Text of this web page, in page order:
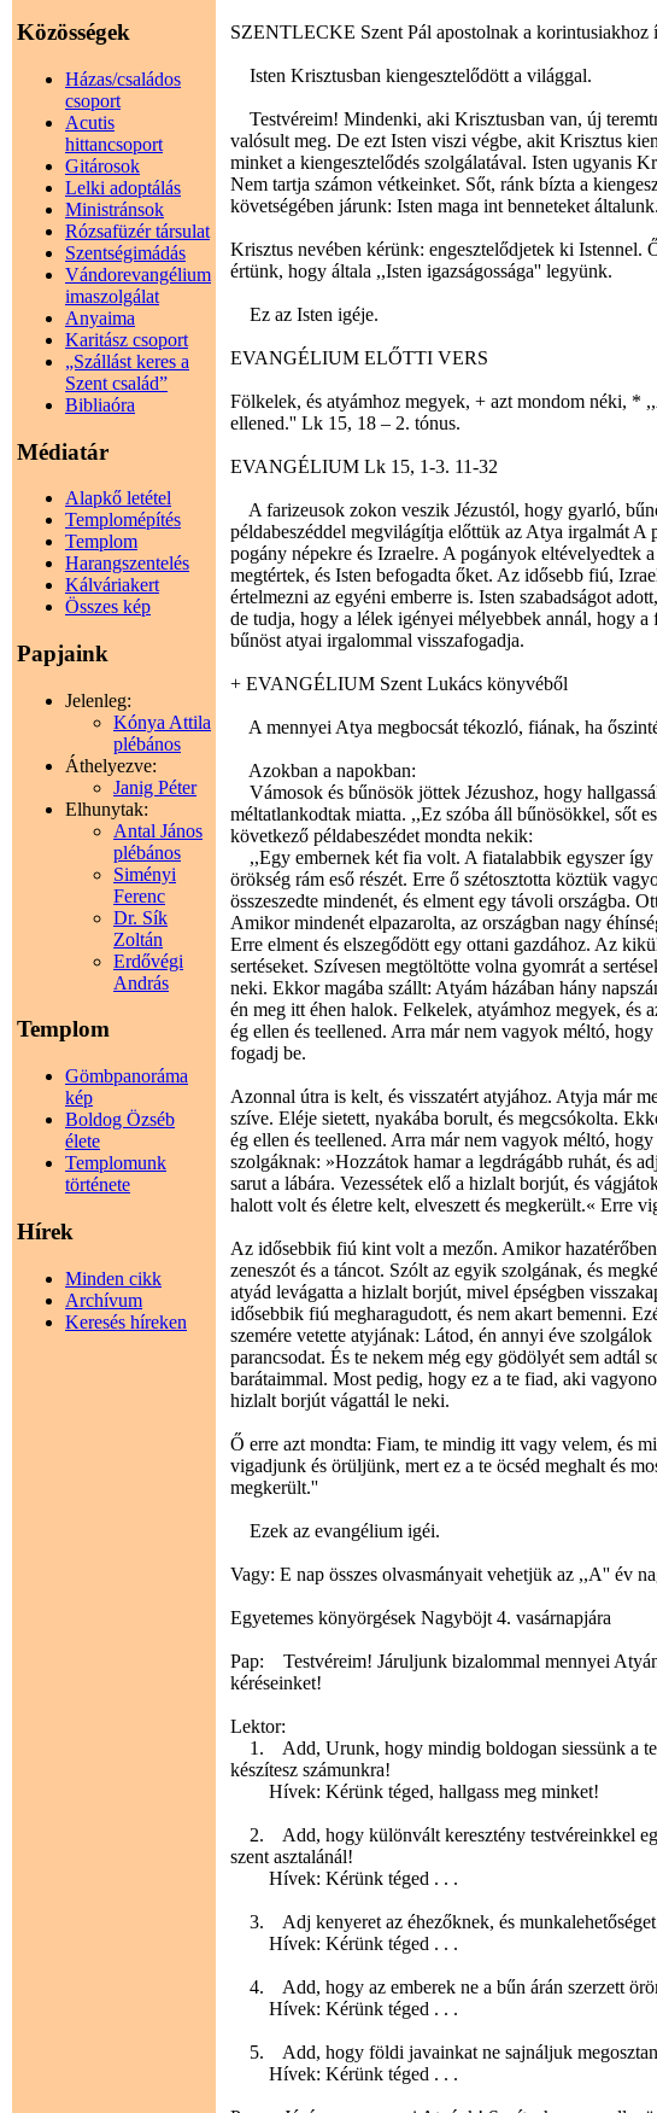
Közösségek
Házas/családos
csoport
Acutis
hittancsoport
Gitárosok
Lelki adoptálás
Ministránsok
Rózsafüzér társulat
Szentségimádás
Vándorevangélium
imaszolgálat
Anyaima
Karitász csoport
„Szállást keres a
Szent család”
Bibliaóra
Médiatár
Alapkő letétel
Templomépítés
Templom
Harangszentelés
Kálváriakert
Összes kép
Papjaink
Jelenleg:
Kónya Attila
plébános
Áthelyezve:
Janig Péter
Elhunytak:
Antal János
plébános
Siményi
Ferenc
Dr. Sík
Zoltán
Erdővégi
András
Templom
Gömbpanoráma
kép
Boldog Özséb
élete
Templomunk
története
Hírek
Minden cikk
Archívum
Keresés híreken
SZENTLECKE Szent Pál apostolnak a korintusiakhoz
Isten Krisztusban kiengesztelődött a világgal.
Testvéreim! Mindenki, aki Krisztusban van, új
valósult meg. De ezt Isten viszi végbe, akit Krisztus
minket a kiengesztelődés szolgálatával. Isten ugyanis
Nem tartja számon vétkeinket. Sőt, ránk bízta a
követségében járunk: Isten maga int benneteket általunk.
Krisztus nevében kérünk: engesztelődjetek ki Istennel.
értünk, hogy általa ,,Isten igazságossága'' legyünk.
Ez az Isten igéje.
EVANGÉLIUM ELŐTTI VERS
Fölkelek, és atyámhoz megyek, + azt mondom néki, *
ellened.'' Lk 15, 18 – 2. tónus.
EVANGÉLIUM Lk 15, 1-3. 11-32
A farizeusok zokon veszik Jézustól, hogy gyarló,
példabeszéddel megvilágítja előttük az Atya irgalmát A
pogány népekre és Izraelre. A pogányok eltévelyedtek
megtértek, és Isten befogadta őket. Az idősebb fiú,
értelmezni az egyéni emberre is. Isten szabadságot
de tudja, hogy a lélek igényei mélyebbek annál, hogy
bűnöst atyai irgalommal visszafogadja.
+ EVANGÉLIUM Szent Lukács könyvéből
A mennyei Atya megbocsát tékozló, fiának, ha
Azokban a napokban:
Vámosok és bűnösök jöttek Jézushoz, hogy
méltatlankodtak miatta. ,,Ez szóba áll bűnösökkel, sőt
következő példabeszédet mondta nekik:
,,Egy embernek két fia volt. A fiatalabbik egyszer
örökség rám eső részét. Erre ő szétosztotta köztük
összeszedte mindenét, és elment egy távoli országba.
Amikor mindenét elpazarolta, az országban nagy
Erre elment és elszegődött egy ottani gazdához. Az
sertéseket. Szívesen megtöltötte volna gyomrát a
neki. Ekkor magába szállt: Atyám házában hány
én meg itt éhen halok. Felkelek, atyámhoz megyek, és
ég ellen és teellened. Arra már nem vagyok méltó,
fogadj be.
Azonnal útra is kelt, és visszatért atyjához. Atyja már
szíve. Eléje sietett, nyakába borult, és megcsókolta.
ég ellen és teellened. Arra már nem vagyok méltó,
szolgáknak: »Hozzátok hamar a legdrágább ruhát, és
sarut a lábára. Vezessétek elő a hizlalt borjút, és
halott volt és életre kelt, elveszett és megkerült.« Erre
Az idősebbik fiú kint volt a mezőn. Amikor
zeneszót és a táncot. Szólt az egyik szolgának, és
atyád levágatta a hizlalt borjút, mivel épségben
idősebbik fiú megharagudott, és nem akart bemenni.
szemére vetette atyjának: Látod, én annyi éve
parancsodat. És te nekem még egy gödölyét sem adtál
barátaimmal. Most pedig, hogy ez a te fiad, aki
hizlalt borjút vágattál le neki.
Ő erre azt mondta: Fiam, te mindig itt vagy velem, és
vigadjunk és örüljünk, mert ez a te öcséd meghalt és
megkerült.''
Ezek az evangélium igéi.
Vagy: E nap összes olvasmányait vehetjük az ,,A'' év
Egyetemes könyörgések Nagyböjt 4. vasárnapjára
Pap: Testvéreim! Járuljunk bizalommal mennyei
kéréseinket!
Lektor:
1. Add, Urunk, hogy mindig boldogan siessünk a
készítesz számunkra!
Hívek: Kérünk téged, hallgass meg minket!
2. Add, hogy különvált keresztény testvéreinkkel
szent asztalánál!
Hívek: Kérünk téged . . .
3. Adj kenyeret az éhezőknek, és
Hívek: Kérünk téged . . .
4. Add, hogy az emberek ne a bűn árán szerzett
Hívek: Kérünk téged . . .
5. Add, hogy földi javainkat ne sajnáljuk
Hívek: Kérünk téged . . .